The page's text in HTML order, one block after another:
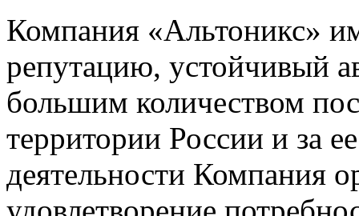
Компания «Альтоникс»
репутацию, устойчивый
большим количеством
территории России и за
деятельности Компания